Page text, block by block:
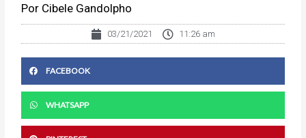
Por Cibele Gandolpho
03/21/2021 11:26 am
FACEBOOK
WHATSAPP